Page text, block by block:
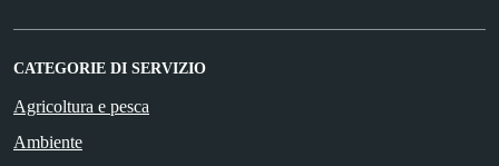
CATEGORIE DI SERVIZIO
Agricoltura e pesca
Ambiente